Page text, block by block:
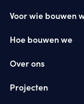
Voor wie bouwen
Hoe bouwen we
Over ons
Projecten